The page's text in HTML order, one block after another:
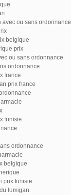
avec ou sans ordonnance
belgique
prix
ou sans ordonnance
ordonnance
france
prix france
tunisie
ordonnance
belgique
prix tunisie
lumigan